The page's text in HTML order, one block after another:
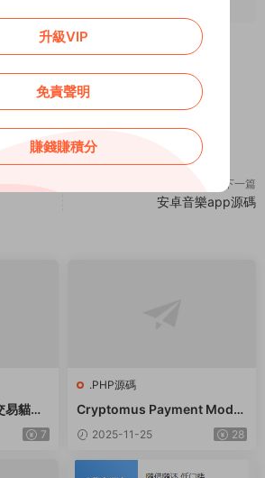
下一篇
安卓音樂app源碼
貓客
7
.PHP源碼
Cryptomus Payment Modul
e for Smartpanel
2025-11-25 28
升級VIP
免責聲明
賺錢賺積分